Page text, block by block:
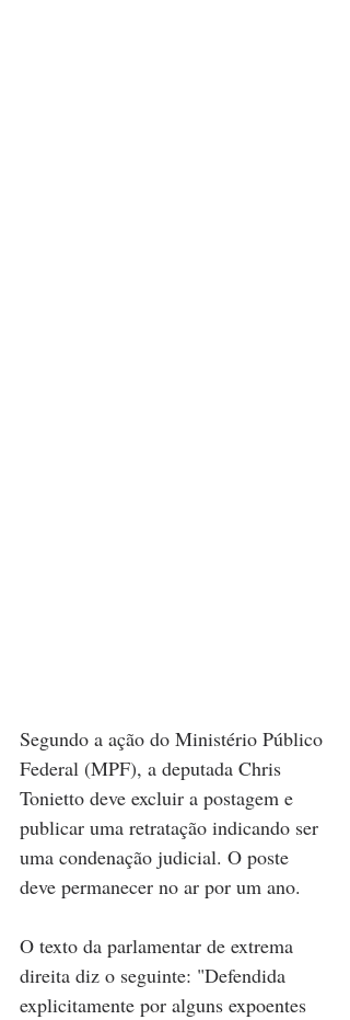
Segundo a ação do Ministério Público
Federal (MPF), a deputada Chris
Tonietto deve excluir a postagem e
publicar uma retratação indicando ser
uma condenação judicial. O poste
deve permanecer no ar por um ano.
O texto da parlamentar de extrema
direita diz o seguinte: "Defendida
explicitamente por alguns expoentes